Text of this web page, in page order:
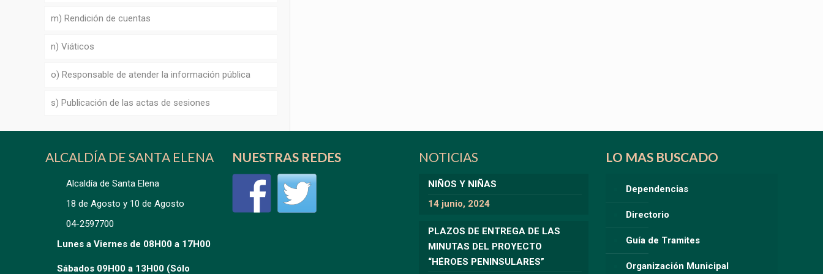
m) Rendición de cuentas
n) Viáticos
o) Responsable de atender la información pública
s) Publicación de las actas de sesiones
ALCALDÍA DE SANTA ELENA
Alcaldía de Santa Elena
18 de Agosto y 10 de Agosto
04-2597700
Lunes a Viernes de 08H00 a 17H00
Sábados 09H00 a 13H00 (Sólo
NUESTRAS REDES NOTICIAS
NIÑOS Y NIÑAS
14 junio, 2024
PLAZOS DE ENTREGA DE LAS
MINUTAS DEL PROYECTO
“HÉROES PENINSULARES”
LO MAS BUSCADO
Dependencias
Directorio
Guía de Tramites
Organización Municipal